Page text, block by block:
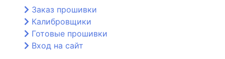
Заказ прошивки
Калибровщики
Готовые прошивки
Вход на сайт